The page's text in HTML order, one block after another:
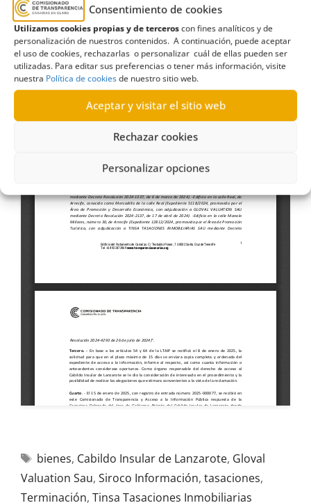
Consentimiento de cookies
Utilizamos cookies propias y de terceroscon fines analíticos y de
personalización de nuestros contenidos. A continuación, puede aceptar
el uso de cookies, rechazarlas o personalizar cuál de ellas pueden ser
utilizadas. Para editar sus preferencias o tener más información, visite
nuestra Política de cookiesde nuestro sitio web.
Aceptar y visitar el sitio web
Rechazar cookies
Personalizar opciones
bienes, Cabildo Insular de Lanzarote, Gloval
Valuation Sau, Siroco Información, tasaciones,
Terminación, Tinsa Tasaciones Inmobiliarias